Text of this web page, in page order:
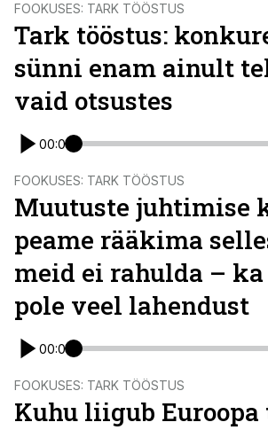
FOOKUSES: TARK TÖÖSTUS
Tark tööstus:
sünni enam ainult
vaid otsustes
00:00
FOOKUSES: TARK TÖÖSTUS
Muutuste juhtimise
peame rääkima
meid ei rahulda –
pole veel lahendust
00:00
FOOKUSES: TARK TÖÖSTUS
Kuhu liigub Euroopa